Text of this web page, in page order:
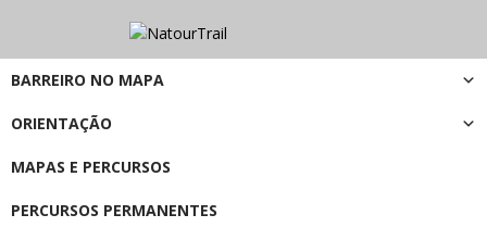
BARREIRO NO MAPA
ORIENTAÇÃO
MAPAS E PERCURSOS
PERCURSOS PERMANENTES